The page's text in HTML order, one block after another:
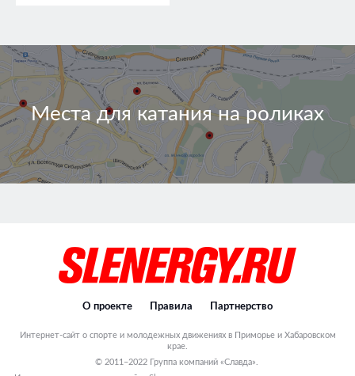
Места для катания на роликах
О проекте Правила Партнерство
Интернет-сайт о спорте и молодежных движениях в Приморье и Хабаровском
крае.
© 2011–2022 Группа компаний «Славда».